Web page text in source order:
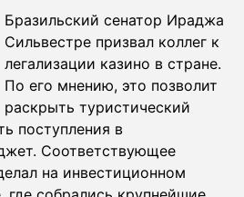
Бразильский сенатор Ираджа
Сильвестре призвал коллег к
легализации казино в стране.
По его мнению, это позволит
раскрыть туристический
поступления в
Соответствующее
на инвестиционном